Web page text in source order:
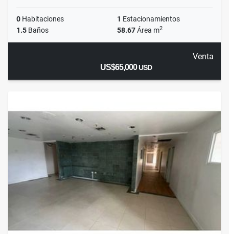
0 Habitaciones 1 Estacionamientos
1.5 Baños 58.67Área m2
Venta
US$65,000USD